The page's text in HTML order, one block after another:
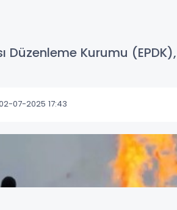
Düzenleme Kurumu
07-2025 17:43